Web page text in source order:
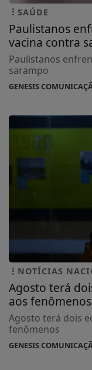
SAÚDE
Paulistanos
vacina contra
Paulistanos
sarampo
GENESIS
NOTÍCIAS
Agosto terá
aos fenômenos
Agosto terá dois
fenômenos
GENESIS